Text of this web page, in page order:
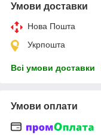
Умови доставки
Нова Пошта
Укрпошта
Всі умови доставки
Умови оплати